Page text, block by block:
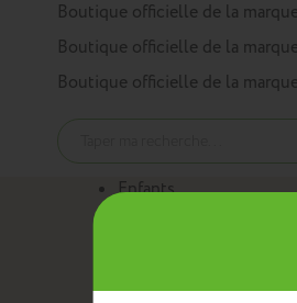
Panneau de gestion des cookies
Boutique officielle de la marque
Boutique officielle de la marque
Boutique officielle de la marque
Enfants
Boîtes à goûterSacs